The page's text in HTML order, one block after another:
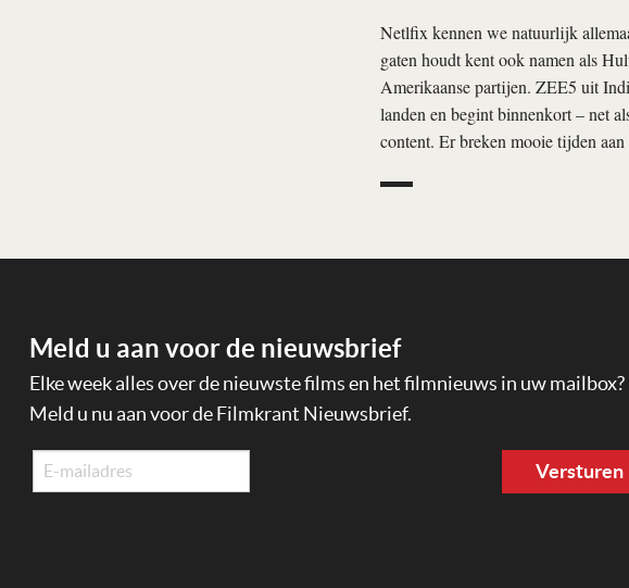
Netlfix kennen we natuurlijk
gaten houdt kent ook namen als
Amerikaanse partijen. ZEE5 uit
landen en begint binnenkort – net
content. Er breken mooie tijden
Meld u aan voor de nieuwsbrief
Elke week alles over de nieuwste films en het filmnieuws in uw mailbox?
Meld u nu aan voor de Filmkrant Nieuwsbrief.